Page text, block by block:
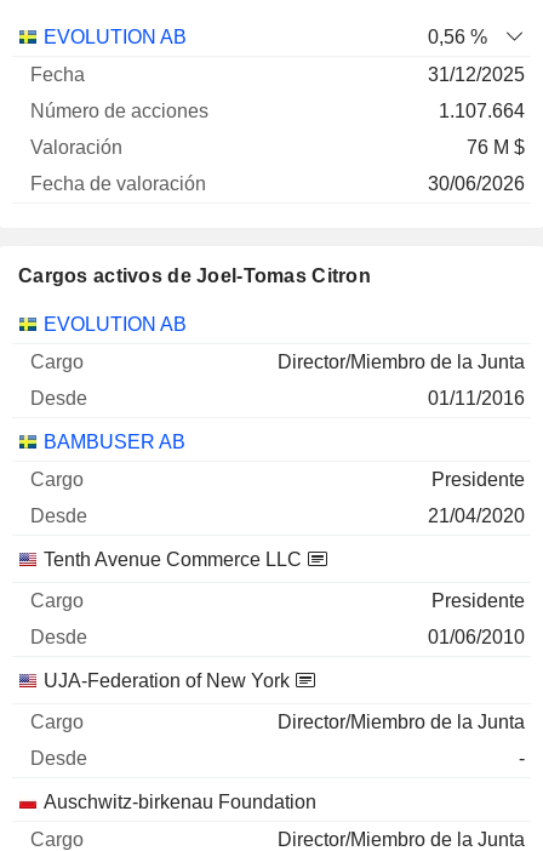
Empresa
Número
valoración
EVOLUTION AB
0,56 %
31/12/2025
1.107.664
76 M $
30/06/2026
Cargos activos de Joel-Tomas Citron
Empresas Cargo Inicio
EVOLUTION AB
Director/Miembro de la Junta
01/11/2016
BAMBUSER AB
Presidente
21/04/2020
Tenth Avenue Commerce LLC
Presidente
01/06/2010
UJA-Federation of New York
Director/Miembro de la Junta
-
Auschwitz-birkenau Foundation
Director/Miembro de la Junta